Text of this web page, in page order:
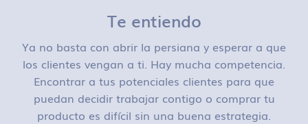
Te entiendo
Ya no basta con abrir la persiana y esperar a que
los clientes vengan a ti. Hay mucha competencia.
Encontrar a tus potenciales clientes para que
puedan decidir trabajar contigo o comprar tu
producto es difícil sin una buena estrategia.